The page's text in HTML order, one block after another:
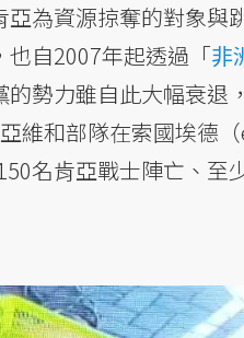
為資源掠奪的對象與
自2007年起透過「非
勢力雖自此大幅衰退
維和部隊在索國埃德
名肯亞戰士陣亡、至